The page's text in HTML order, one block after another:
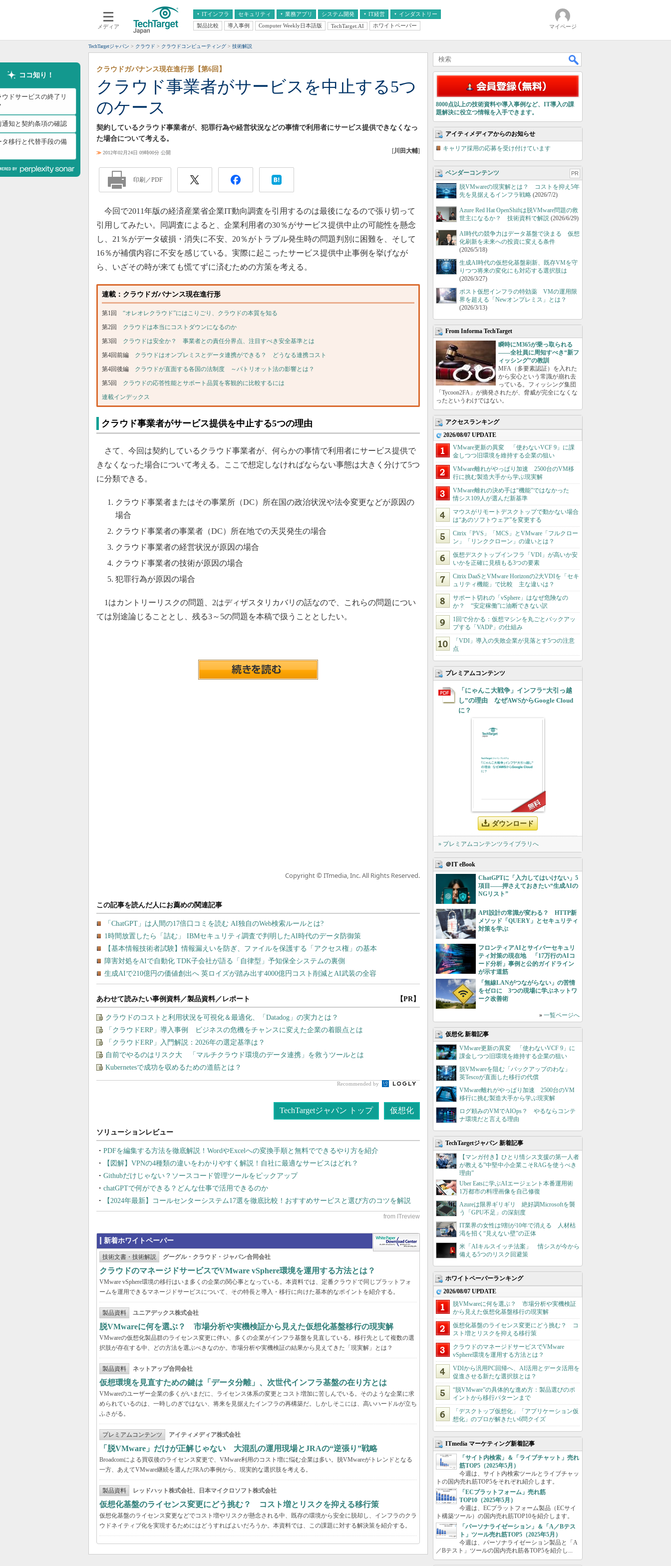
メディア
ITインフラ
クラウド
スマートモバイル
ネットワーク
システム運用管理
セキュリティ 業務アプリ
エンタープライズAI
ERP
CX
情報系システム
システム開発 IT経営
経営とIT
インダストリー
医療IT
製品比較 導入事例 Computer Weekly日本語版 TechTarget.AI ホワイトペーパー マイページ
TechTargetジャパン クラウド クラウドコンピューティング 技術解説
ココ知り！
ウドサービスの終了リ
通知と契約条項の確認
タ移行と代替手段の備
クラウド事業者がサービスを中止する5つ
のケース
クラウドガバナンス現在進行形【第6回】
契約しているクラウド事業者が、犯罪行為や経営状況などの事情で利用者にサービス提供できなくなっ
た場合について考える。
≫ 2012年02月24日 09時00分 公開 [川田大輔]
印刷／PDF
今回で2011年版の経済産業省企業IT動向調査を引用するのは最後になるので張り切って
引用してみたい。同調査によると、企業利用者の30％がサービス提供中止の可能性を懸念
し、21％がデータ破損・消失に不安、20％がトラブル発生時の問題判別に困難を、そして
16％が補償内容に不安を感じている。実際に起こったサービス提供中止事例を挙げなが
ら、いざその時が来ても慌てずに済むための方策を考える。
連載：クラウドガバナンス現在進行形
第1回 “オレオレクラウド”にはこりごり、クラウドの本質を知る
第2回 クラウドは本当にコストダウンになるのか
第3回 クラウドは安全か？ 事業者との責任分界点、注目すべき安全基準とは
第4回前編 クラウドはオンプレミスとデータ連携ができる？ どうなる連携コスト
第4回後編 クラウドが直面する各国の法制度 ～パトリオット法の影響とは？
第5回 クラウドの応答性能とサポート品質を客観的に比較するには
連載インデックス
クラウド事業者がサービス提供を中止する5つの理由
さて、今回は契約しているクラウド事業者が、何らかの事情で利用者にサービス提供で
きなくなった場合について考える。ここで想定しなければならない事態は大きく分けて5つ
に分類できる。
クラウド事業者またはその事業所（DC）所在国の政治状況や法令変更などが原因の
場合
クラウド事業者の事業者（DC）所在地での天災発生の場合
クラウド事業者の経営状況が原因の場合
クラウド事業者の技術が原因の場合
犯罪行為が原因の場合
1はカントリーリスクの問題、2はディザスタリカバリの話なので、これらの問題につい
ては別途論じることとし、残る3～5の問題を本稿で扱うこととしたい。
Copyright © ITmedia, Inc. All Rights Reserved.
あわせて読みたい事例資料／製品資料／レポート 【PR】
クラウドのコストと利用状況を可視化＆最適化、「Datadog」の実力とは？
「クラウドERP」導入事例 ビジネスの危機をチャンスに変えた企業の着眼点とは
「クラウドERP」入門解説：2026年の選定基準は？
自前でやるのはリスク大 「マルチクラウド環境のデータ連携」を救うツールとは
Kubernetesで成功を収めるための道筋とは？
Recommended by
TechTargetジャパン トップ 仮想化
PDFを編集する方法を徹底解説！WordやExcelへの変換手順と無料でできるやり方を紹介
【図解】VPNの4種類の違いをわかりやすく解説！自社に最適なサービスはどれ？
Githubだけじゃない？ソースコード管理ツールをピックアップ
chatGPTで何ができる？どんな仕事で活用できるのか
【2024年最新】コールセンターシステム17選を徹底比較！おすすめサービスと選び方のコツを解説
新着ホワイトペーパー
技術文書・技術解説 グーグル・クラウド・ジャパン合同会社
クラウドのマネージドサービスでVMware vSphere環境を運用する方法とは？
VMware vSphere環境の移行はいま多くの企業の関心事となっている。本資料では、定番クラウドで同じプラットフォ
ームを運用できるマネージドサービスについて、その特長と導入・移行に向けた基本的なポイントを紹介する。
製品資料 ユニアデックス株式会社
脱VMwareに何を選ぶ？ 市場分析や実機検証から見えた仮想化基盤移行の現実解
VMwareの仮想化製品群のライセンス変更に伴い、多くの企業がインフラ基盤を見直している。移行先として複数の選
択肢が存在する中、どの方法を選ぶべきなのか。市場分析や実機検証の結果から見えてきた「現実解」とは？
製品資料 ネットアップ合同会社
仮想環境を見直すための鍵は「データ分離」、次世代インフラ基盤の在り方とは
VMwareのユーザー企業の多くがいまだに、ライセンス体系の変更とコスト増加に苦しんでいる。そのような企業に求
められているのは、一時しのぎではない、将来を見据えたインフラの再構築だ。しかしそこには、高いハードルが立ち
ふさがる。
プレミアムコンテンツ アイティメディア株式会社
「脱VMware」だけが正解じゃない 大混乱の運用現場とJRAの“逆張り”戦略
Broadcomによる買収後のライセンス変更で、VMware利用のコスト増に悩む企業は多い。脱VMwareがトレンドとなる
一方、あえてVMware継続を選んだJRAの事例から、現実的な選択肢を考える。
製品資料 レッドハット株式会社、日本マイクロソフト株式会社
仮想化基盤のライセンス変更にどう挑む？ コスト増とリスクを抑える移行策
仮想化基盤のライセンス変更などでコスト増やリスクが懸念される中、既存の環境から安全に脱却し、インフラのクラ
ウドネイティブ化を実現するためにはどうすればよいだろうか。本資料では、この課題に対する解決策を紹介する。
8000点以上の技術資料や導入事例など、IT導入の課
題解決に役立つ情報を入手できます。
アイティメディアからのお知らせ
キャリア採用の応募を受け付けています
ベンダーコンテンツ PR
脱VMwareの現実解とは？ コストを抑え5年
先を見据えるインフラ戦略 (2026/7/2)
Azure Red Hat OpenShiftは脱VMware問題の救
世主になるか？ 技術資料で解説 (2026/6/29)
AI時代の競争力はデータ基盤で決まる 仮想
化刷新を未来への投資に変える条件
(2026/5/18)
生成AI時代の仮想化基盤刷新、既存VMを守
りつつ将来の変化にも対応する選択肢は
(2026/3/27)
ポスト仮想インフラの特効薬 VMの運用限
界を超える「Newオンプレミス」とは？
(2026/3/13)
From Informa TechTarget
瞬時にM365が乗っ取られる
――全社員に周知すべき“新フ
ィッシング”の教訓
MFA（多要素認証）を入れた
から安心という常識が崩れ去
っている。フィッシング集団
「Tycoon2FA」が摘発されたが、脅威が完全になくな
ったというわけではない。
アクセスランキング
2026/08/07 UPDATE
VMware更新の異変 「使わないVCF 9」に課
金しつつ旧環境を維持する企業の狙い
VMware離れがやっぱり加速 2500台のVM移
行に挑む製造大手から学ぶ現実解
VMware離れの決め手は“機能”ではなかった
情シス109人が選んだ新基準
マウスがリモートデスクトップで動かない場合
は“あのソフトウェア”を変更する
Citrix「PVS」「MCS」とVMware「フルクロー
ン」「リンククローン」の違いとは？
仮想デスクトップインフラ「VDI」が高いか安
いかを正確に見積もる3つの要素
Citrix DaaSとVMware Horizonの2大VDIを「セキ
ュリティ機能」で比較 主な違いは？
サポート切れの「vSphere」はなぜ危険なの
か？ “安定稼働”に油断できない訳
1回で分かる：仮想マシンを丸ごとバックアッ
プする「VADP」の仕組み
「VDI」導入の失敗企業が見落とす5つの注意
点
プレミアムコンテンツ
「にゃんこ大戦争」インフラ“大引っ越
し”の理由 なぜAWSからGoogle Cloud
に？
ダウンロード
» プレミアムコンテンツライブラリへ
＠IT eBook
ChatGPTに「入力してはいけない」5
項目――押さえておきたい“生成AIの
NGリスト”
API設計の常識が変わる？ HTTP新
メソッド「QUERY」とセキュリティ
対策を学ぶ
フロンティアAIとサイバーセキュリ
ティ対策の現在地 「17万行のAIコ
ード分析」事例と公的ガイドライン
が示す道筋
「無線LANがつながらない」の苦情
をゼロに 3つの現場に学ぶネットワ
ーク改善術
» 一覧ページへ
仮想化 新着記事
VMware更新の異変 「使わないVCF 9」に
課金しつつ旧環境を維持する企業の狙い
脱VMwareを阻む「バックアップのわな」
英Tescoが直面した移行の代償
VMware離れがやっぱり加速 2500台のVM
移行に挑む製造大手から学ぶ現実解
ログ頼みのVMでAIOps？ やるならコンテ
ナ環境だと言える理由
TechTargetジャパン 新着記事
【マンガ付き】ひとり情シス支援の第一人者
が教える”中堅中小企業こそRAGを使うべき
理由”
Uber Eatsに学ぶAIエージェント本番運用術
1万都市の料理画像を自己修復
Azureは限界ギリギリ 絶好調Microsoftを襲
う「GPU不足」の深刻度
IT業界の女性は9割が10年で消える 人材枯
渇を招く“見えない壁”の正体
米「AIキルスイッチ法案」 情シスが今から
備える5つのリスク回避策
ホワイトペーパーランキング
2026/08/07 UPDATE
脱VMwareに何を選ぶ？ 市場分析や実機検証
から見えた仮想化基盤移行の現実解
仮想化基盤のライセンス変更にどう挑む？ コ
スト増とリスクを抑える移行策
クラウドのマネージドサービスでVMware
vSphere環境を運用する方法とは？
VDIから汎用PC回帰へ、AI活用とデータ活用を
促進させる新たな選択肢とは？
“脱VMware”の具体的な進め方：製品選びのポ
イントから移行パターンまで
「デスクトップ仮想化」「アプリケーション仮
想化」のプロが解きたい6問クイズ
ITmedia マーケティング新着記事
「サイト内検索」＆「ライブチャット」売れ
筋TOP5（2025年5月）
今週は、サイト内検索ツールとライブチャッ
トの国内売れ筋TOP5をそれぞれ紹介します。
「ECプラットフォーム」売れ筋
TOP10（2025年5月）
今週は、ECプラットフォーム製品（ECサイ
ト構築ツール）の国内売れ筋TOP10を紹介します。
「パーソナライゼーション」＆「A／Bテス
ト」ツール売れ筋TOP5（2025年5月）
今週は、パーソナライゼーション製品と「A
／Bテスト」ツールの国内売れ筋各TOP5を紹介し...